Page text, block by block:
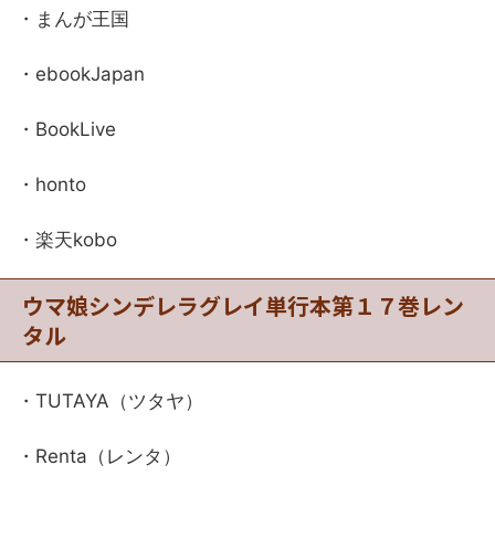
・まんが王国
・ebookJapan
・BookLive
・honto
・楽天kobo
ウマ娘シンデレラグレイ単行本第１７巻レン
タル
・TUTAYA（ツタヤ）
・Renta（レンタ）